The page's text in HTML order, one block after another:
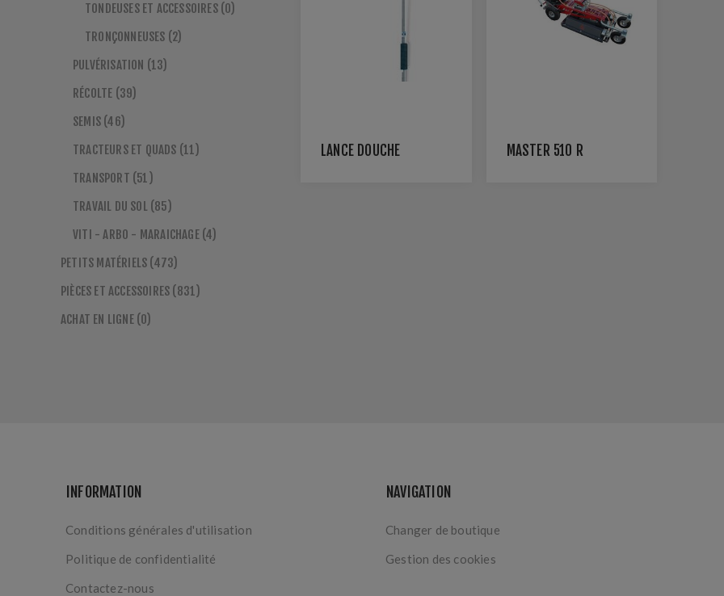
LANCE DOUCHE MASTER 510 R
TONDEUSES ET ACCESSOIRES (0)
TRONÇONNEUSES (2)
PULVÉRISATION (13)
RÉCOLTE (39)
SEMIS (46)
TRACTEURS ET QUADS (11)
TRANSPORT (51)
TRAVAIL DU SOL (85)
VITI - ARBO - MARAICHAGE (4)
PETITS MATÉRIELS (473)
PIÈCES ET ACCESSOIRES (831)
ACHAT EN LIGNE (0)
INFORMATION
Conditions générales d'utilisation
Politique de confidentialité
Contactez-nous
NAVIGATION
Changer de boutique
Gestion des cookies